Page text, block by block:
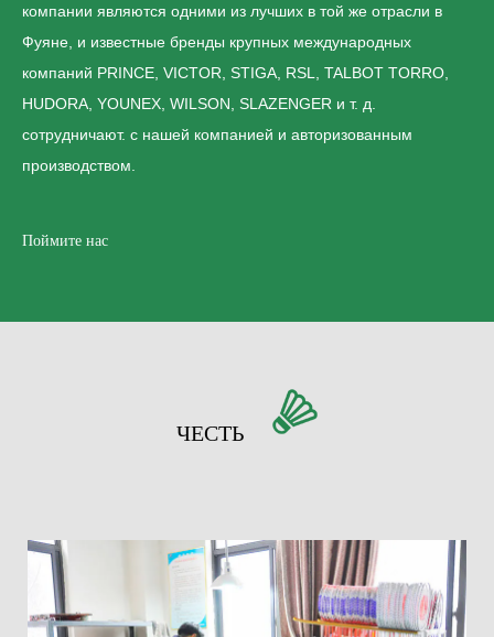
компании являются одними из лучших в той же отрасли в
Фуяне, и известные бренды крупных международных
компаний PRINCE, VICTOR, STIGA, RSL, TALBOT TORRO,
HUDORA, YOUNEX, WILSON, SLAZENGER и т. д.
сотрудничают. с нашей компанией и авторизованным
производством.
Поймите нас
ЧЕСТЬ